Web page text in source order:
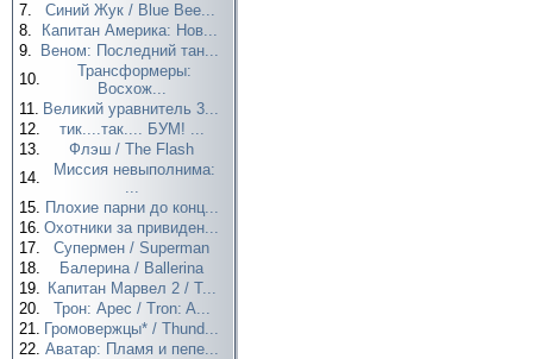
7.
Синий Жук / Blue Bee...
8.
Капитан Америка: Нов...
9.
Веном: Последний тан...
10.
Трансформеры:
Восхож...
11. Великий уравнитель 3...
12.
тик....так.... БУМ! ...
13.
Флэш / The Flash
14.
Миссия невыполнима:
...
15. Плохие парни до конц...
16. Охотники за привиден...
17.
Супермен / Superman
18.
Балерина / Ballerina
19. Капитан Марвел 2 / T...
20.
Трон: Арес / Tron: A...
21. Громовержцы* / Thund...
22. Аватар: Пламя и пепе...